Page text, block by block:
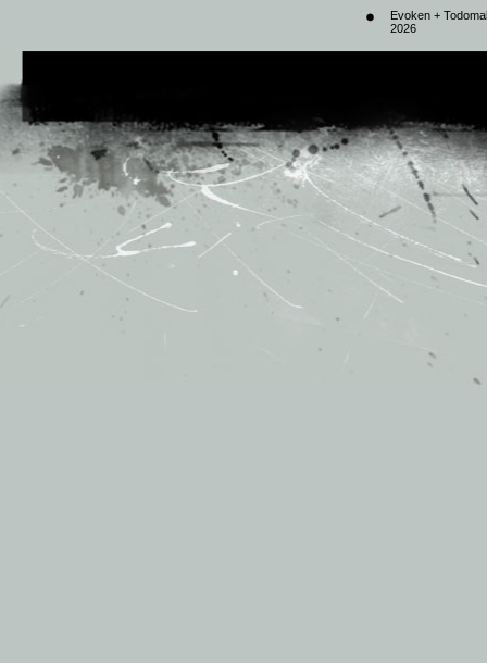
Evoken +
2026